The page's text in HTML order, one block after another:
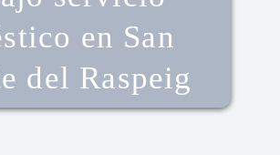
en San
del Raspeig